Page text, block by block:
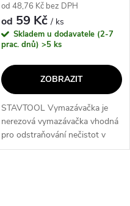
od 48,76 Kč bez DPH
od 59 Kč/ ks
Skladem u dodavatele (2-7
prac. dnů) >5 ks
ZOBRAZIT
STAVTOOL Vymazávačka je
nerezová vymazávačka vhodná
pro odstraňování nečistot v
rozmezí velikostí 40-100 mm.